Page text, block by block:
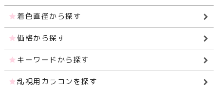
着色直径から探す
価格から探す
キーワードから探す
乱視用カラコンを探す